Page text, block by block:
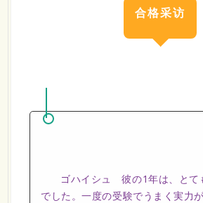
合格采访
ゴハイシュ 彼の1年は、とて
でした。一度の受験でうまく実力